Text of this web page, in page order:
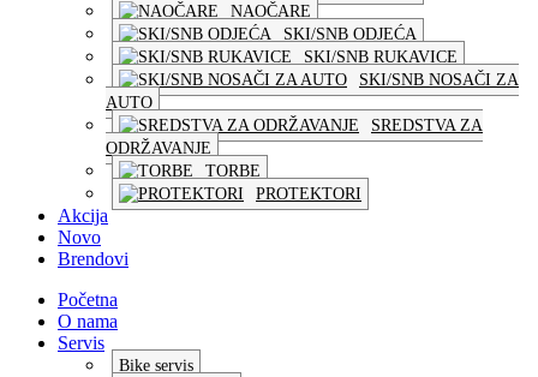
NAOČARE
SKI/SNB ODJEĆA
SKI/SNB RUKAVICE
SKI/SNB NOSAČI ZA
AUTO
SREDSTVA ZA
ODRŽAVANJE
TORBE
PROTEKTORI
Akcija
Novo
Brendovi
Početna
O nama
Servis
Bike servis